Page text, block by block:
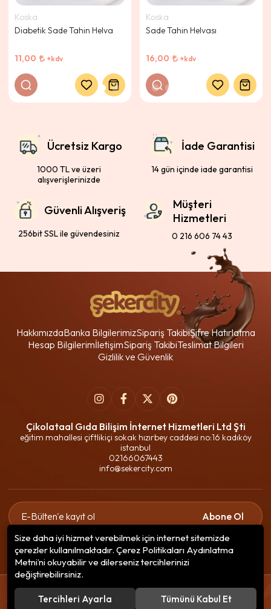
Koska
Diabetik Sade Tahin Helva
11,00 +kdv
Koska
Sade Tahin Helvası
16,00 +kdv
Ücretsiz Kargo
1000 TL ve üzeri
alışverişlerinizde
İade Garantisi
14 gün içinde iade garantisi
Güvenli Alışveriş
256bit SSL ile güvendesiniz
Müşteri
Hizmetleri
0 216 606 74 43
HakkımızdaBanka BilgilerimizSipariş TakibiŞifre Hatırlatma
Hesap BilgilerimİletişimSipariş TakibiTeslimat Bilgileri
Gizlilik ve Güvenlik
Çikolataal Gıda Bilişim İnternet Hizmetleri Ltd Şti
eğitim mahallesi çiftlikiçi sokak hızırbey caddesi no:16 kadıköy
istanbul
02166067443
info@sekercity.com
Abone Ol
Gizlilik politikasınıokudum ve elektronik posta almayı kabul
ediyorum.
© 2020Çikolataal Gıda Bilişim. Tüm hakları saklıdır.
Size daha iyi hizmet verebilmek için internet sitemizde
çerezler kullanılmaktadır. Çerez Politikaları Aydınlatma
Metni’ni okuyabilir ve dilerseniz tercihlerinizi
değiştirebilirsiniz.
Tercihleri Ayarla Tümünü Kabul Et